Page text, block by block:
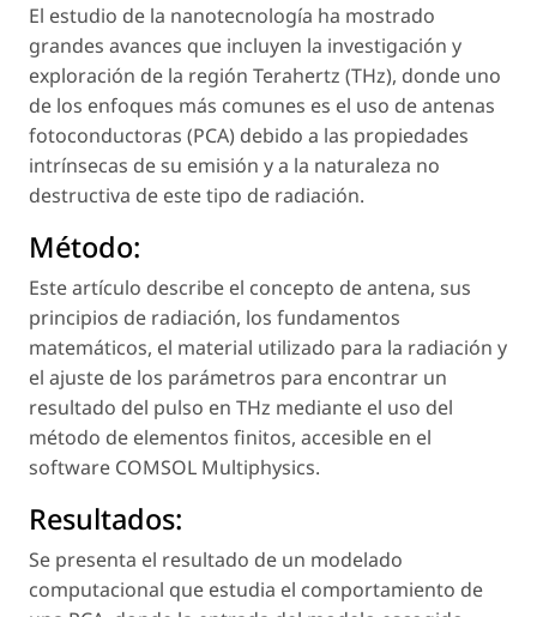
El estudio de la nanotecnología ha mostrado
grandes avances que incluyen la investigación y
exploración de la región Terahertz (THz), donde uno
de los enfoques más comunes es el uso de antenas
fotoconductoras (PCA) debido a las propiedades
intrínsecas de su emisión y a la naturaleza no
destructiva de este tipo de radiación.
Método:
Este artículo describe el concepto de antena, sus
principios de radiación, los fundamentos
matemáticos, el material utilizado para la radiación y
el ajuste de los parámetros para encontrar un
resultado del pulso en THz mediante el uso del
método de elementos finitos, accesible en el
software COMSOL Multiphysics.
Resultados:
Se presenta el resultado de un modelado
computacional que estudia el comportamiento de